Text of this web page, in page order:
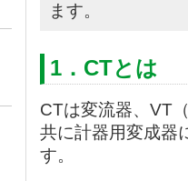
ます。
1．CTとは
CTは変流器、VT
共に計器用変成器
す。